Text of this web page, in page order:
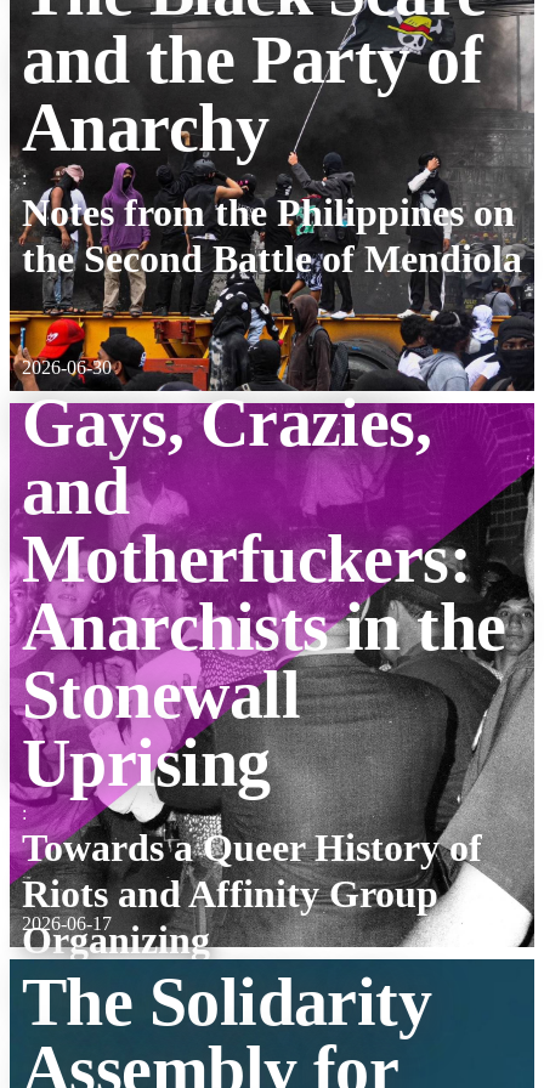
and the Party of
Anarchy
:
Notes from the Philippines on
the Second Battle of Mendiola
2026-06-30
Gays, Crazies,
and
Motherfuckers:
Anarchists in the
Stonewall
Uprising
:
Towards a Queer History of
Riots and Affinity Group
Organizing
2026-06-17
The Solidarity
Assembly for